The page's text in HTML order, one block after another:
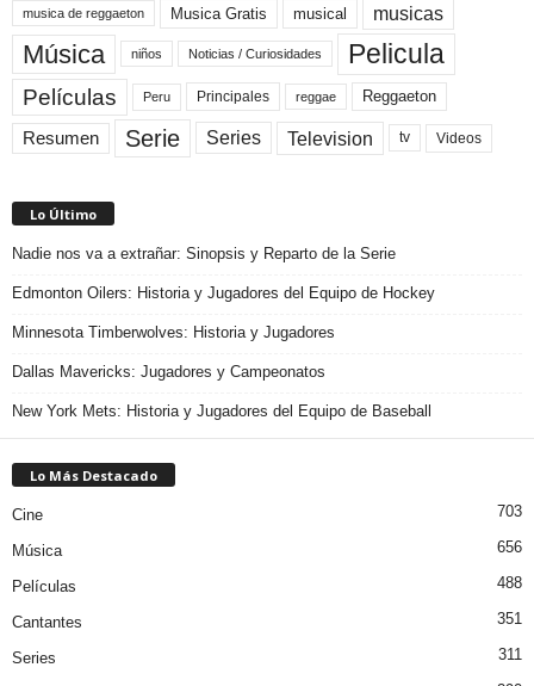
musica de reggaeton Musica Gratis musical musicas
Música niños Noticias / Curiosidades Pelicula
Películas Peru Principales reggae Reggaeton
Resumen Serie Series Television tv Videos
Lo Último
Nadie nos va a extrañar: Sinopsis y Reparto de la Serie
Edmonton Oilers: Historia y Jugadores del Equipo de Hockey
Minnesota Timberwolves: Historia y Jugadores
Dallas Mavericks: Jugadores y Campeonatos
New York Mets: Historia y Jugadores del Equipo de Baseball
Lo Más Destacado
Cine 703
Música 656
Películas 488
Cantantes 351
Series 311